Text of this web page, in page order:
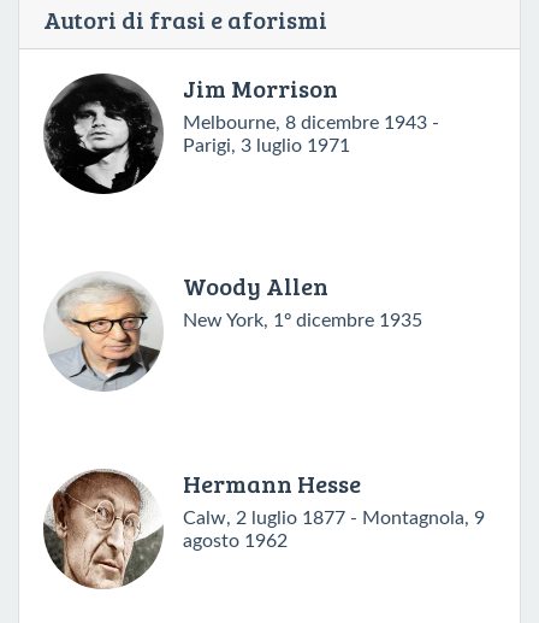
Autori di frasi e aforismi
Jim Morrison
Melbourne, 8 dicembre 1943 -
Parigi, 3 luglio 1971
Woody Allen
New York, 1º dicembre 1935
Hermann Hesse
Calw, 2 luglio 1877 - Montagnola, 9
agosto 1962